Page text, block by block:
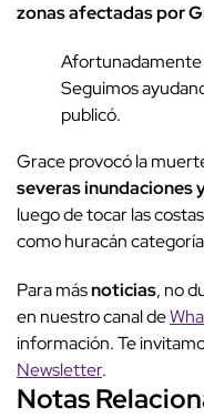
zonas afectadas por
Afortunadamente
Seguimos
publicó.
Grace provocó la
severas inundaciones
luego de tocar las
como huracán
Para másnoticias, no
en nuestro canal de
información. Te
Newsletter.
Notas